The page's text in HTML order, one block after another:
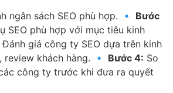
ngân sách SEO phù hợp. 🔹 Bước
SEO phù hợp với mục tiêu kinh
Đánh giá công ty SEO dựa trên kinh
review khách hàng. 🔹 Bước 4: So
công ty trước khi đưa ra quyết